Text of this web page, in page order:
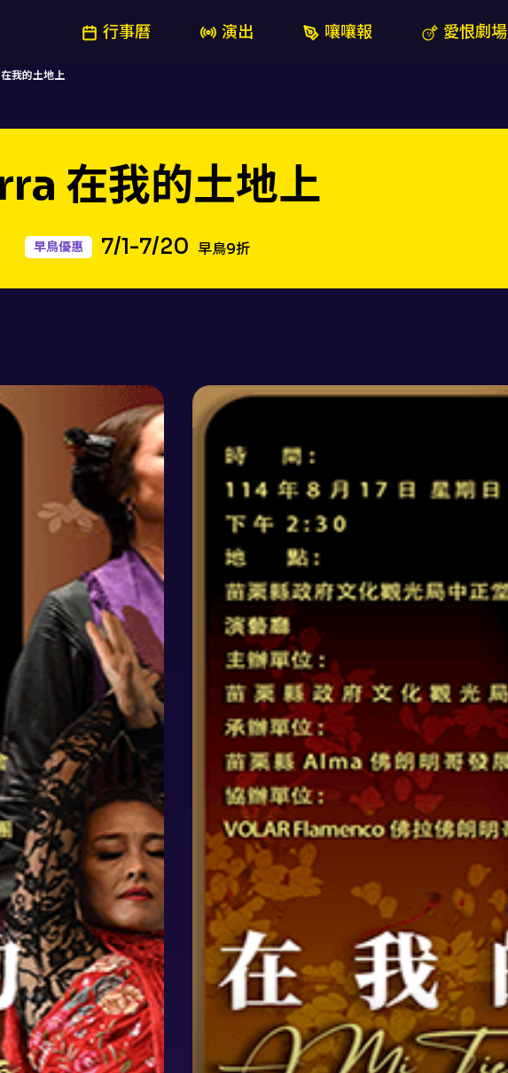
行事曆 演出 嚷嚷報 愛恨劇場
我的土地上
在我的土地上
早鳥優惠 7/1-7/20 早鳥9折